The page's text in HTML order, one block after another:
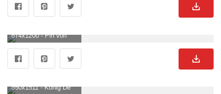
674x1200 - Pin von Lisa acar auf Der könig der löwen. Disney, Der könig der löwen, König der löwen. Löwen Hintergrundbild für Handy.
850x1511 - König Der Löwen Ästhetik HD Handy Hintergrundbild. Löwen Hintergrund für Mobilgerät.